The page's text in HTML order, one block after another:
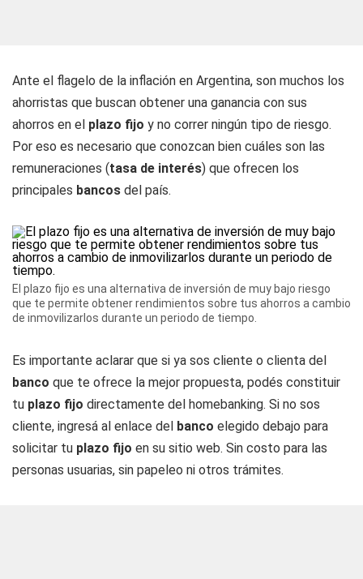
Ante el flagelo de la inflación en Argentina, son muchos los
ahorristas que buscan obtener una ganancia con sus
ahorros en el plazo fijo y no correr ningún tipo de riesgo.
Por eso es necesario que conozcan bien cuáles son las
remuneraciones (tasa de interés) que ofrecen los
principales bancos del país.
El plazo fijo es una alternativa de inversión de muy bajo riesgo
que te permite obtener rendimientos sobre tus ahorros a cambio
de inmovilizarlos durante un periodo de tiempo.
Es importante aclarar que si ya sos cliente o clienta del
banco que te ofrece la mejor propuesta, podés constituir
tu plazo fijo directamente del homebanking. Si no sos
cliente, ingresá al enlace del banco elegido debajo para
solicitar tu plazo fijo en su sitio web. Sin costo para las
personas usuarias, sin papeleo ni otros trámites.